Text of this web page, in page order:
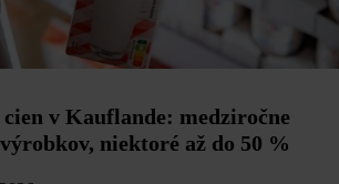
v Kauflande: medziročne
niektoré až do 50 %